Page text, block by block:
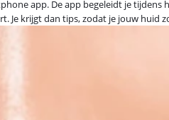
app. De app begeleidt je
Je krijgt dan tips, zodat je jouw